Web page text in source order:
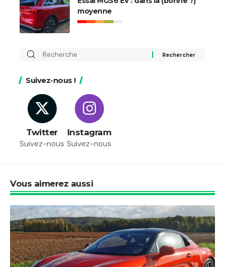
moyenne
Rechercher
Suivez-nous !
Twitter
Suivez-nous
Instagram
Suivez-nous
Vous aimerez aussi